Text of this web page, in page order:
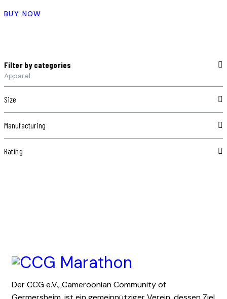
BUY NOW
Filter by categories
Apparel
Size
Manufacturing
Rating
Der CCG e.V., Cameroonian Community of